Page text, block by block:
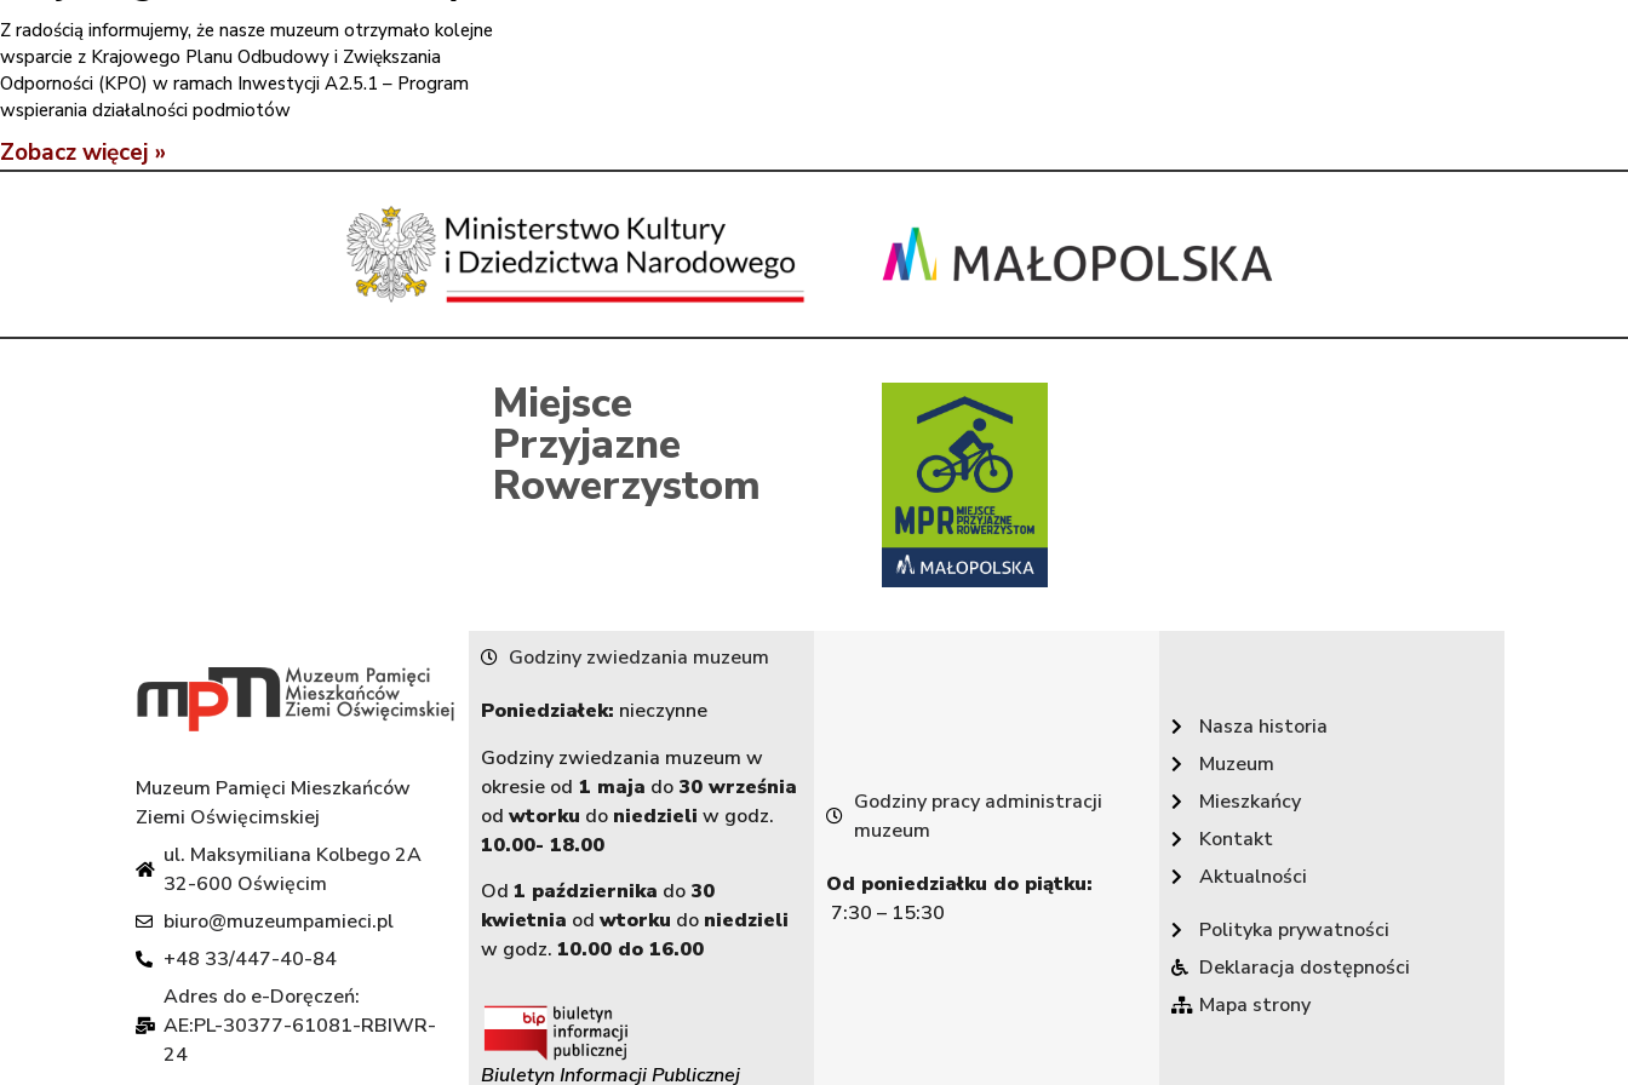
Z radością informujemy, że nasze muzeum otrzymało kolejne
wsparcie z Krajowego Planu Odbudowy i Zwiększania
Odporności (KPO) w ramach Inwestycji A2.5.1 – Program
wspierania działalności podmiotów
Zobacz więcej »
Miejsce
Przyjazne
Rowerzystom
Muzeum Pamięci Mieszkańców
Ziemi Oświęcimskiej
ul. Maksymiliana Kolbego 2A
32-600 Oświęcim
biuro@muzeumpamieci.pl
+48 33/447-40-84
Adres do e-Doręczeń:
AE:PL-30377-61081-RBIWR-
24
Godziny zwiedzania muzeum
Poniedziałek: nieczynne
Godziny zwiedzania muzeum w
okresie od 1 maja do 30 września
od wtorku do niedzieli w godz.
10.00- 18.00
Od 1 października do 30
kwietnia od wtorku do niedzieli
w godz. 10.00 do 16.00
Biuletyn Informacji Publicznej
Godziny pracy administracji
muzeum
Od poniedziałku do piątku:
7:30 – 15:30
Nasza historia
Muzeum
Mieszkańcy
Kontakt
Aktualności
Polityka prywatności
Deklaracja dostępności
Mapa strony